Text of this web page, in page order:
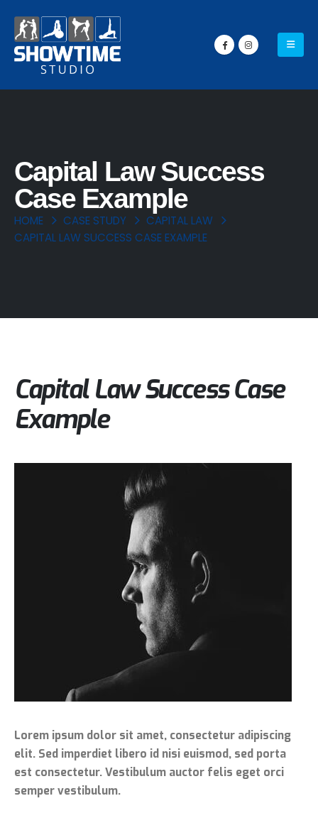
Capital Law Success
Case Example
HOME CASE STUDY
CAPITAL LAW
CAPITAL LAW SUCCESS CASE EXAMPLE
Single Portfolio
Capital Law Success Case
Example
Lorem ipsum dolor sit amet, consectetur adipiscing
elit. Sed imperdiet libero id nisi euismod, sed porta
est consectetur. Vestibulum auctor felis eget orci
semper vestibulum.